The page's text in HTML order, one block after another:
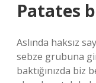
Patates
Aslında haksız
sebze grubuna
baktığınızda biz